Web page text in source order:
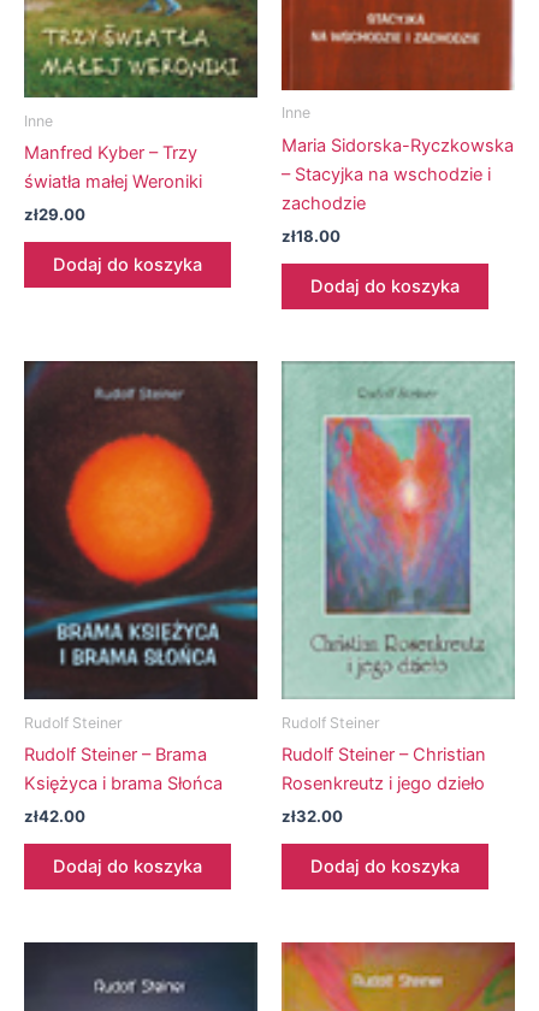
Inne
Manfred Kyber – Trzy
światła małej Weroniki
zł29.00
Dodaj do koszyka
Inne
Maria Sidorska-Ryczkowska
– Stacyjka na wschodzie i
zachodzie
zł18.00
Dodaj do koszyka
Rudolf Steiner
Rudolf Steiner – Brama
Księżyca i brama Słońca
zł42.00
Dodaj do koszyka
Rudolf Steiner
Rudolf Steiner – Christian
Rosenkreutz i jego dzieło
zł32.00
Dodaj do koszyka